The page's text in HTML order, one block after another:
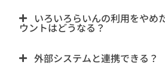
いろいろらいんの利用をやめ
ウントはどうなる？
外部システムと連携できる？